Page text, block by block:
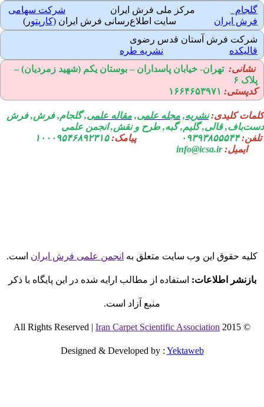
گلجام
مرکز ملی فرش ایران
شرکت سهامی
فرش ایران سایت اطلاع‌رسانی فرش ایران(کارپتور)
شرکت فرش آستان قدس رضوی
قالیکده
نشریه طره
نشانی: تهران-خیابان پاسداران – بوستان یکم (شهید زمردیان) –
پلاک ۶
کدپستی:۱۶۶۴۶۵۳۹۷۱
کلیدی: نشریه,مجله علمی,مقاله علمی, گلجام, فرش, فرش
قالی, گلیم, گبه, طرح و نقش, انجمن علمی
۰۹۳۹۳۸۵۵۵۴۴ پیامک:
۱۰۰۰۹۵۴۶۸۹۲۳۱۵
ایمیل:info@icsa.ir
کلیه حقوق این وب سایت متعلق به انجمن علمی فرش ایران است.
بازنشر اطلاعات:استفاده از مطالب ارایه شده در این پایگاه با ذکر
منبع آزاد است.
© 2015 All Rights Reserved |
Iran Carpet Scientific Association
Designed & Developed by:Yektaweb